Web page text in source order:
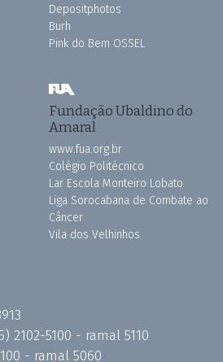
Depositphotos
Burh
Pink do Bem OSSEL
Fundação Ubaldino do
Amaral
www.fua.org.br
Colégio Politécnico
Lar Escola Monteiro Lobato
Liga Sorocabana de Combate ao
Câncer
Vila dos Velhinhos
2102-5100 - ramal 5110
- ramal 5060